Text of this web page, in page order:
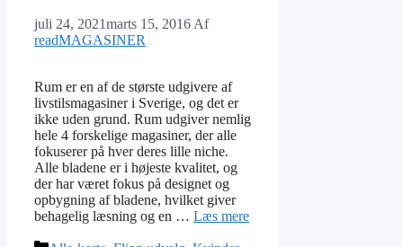
juli 24, 2021marts 15, 2016 Af
readMAGASINER
Rum er en af de største udgivere af
livstilsmagasiner i Sverige, og det er
ikke uden grund. Rum udgiver nemlig
hele 4 forskelige magasiner, der alle
fokuserer på hver deres lille niche.
Alle bladene er i højeste kvalitet, og
der har været fokus på designet og
opbygning af bladene, hvilket giver
behagelig læsning og en … Læs mere